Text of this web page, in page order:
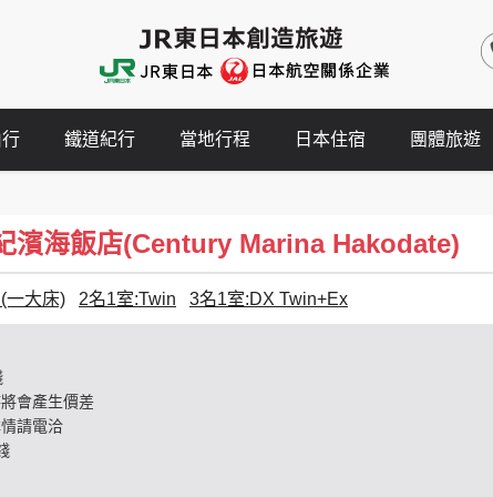
鐵道紀行 當地行程 日本住宿 團體旅遊
濱海飯店(Century Marina Hakodate)
一大床) 2名1室:Twin 3名1室:DX Twin+Ex
會產生價差
請電洽